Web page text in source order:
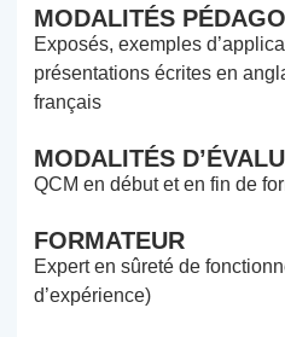
MODALITÉS
Exposés, exemples
présentations écrites en
français
MODALITÉS
QCM en début et en fin de
FORMATEUR
Expert en sûreté de
d’expérience)